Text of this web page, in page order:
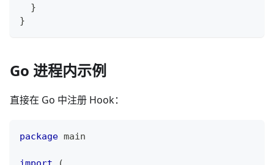
}
}
Go 进程内示例
直接在 Go 中注册 Hook：
package main